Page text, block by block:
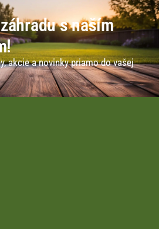
s naším
akcie a novinky priamo do vašej